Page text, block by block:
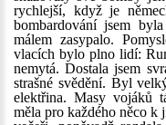
rychlejší, když je
bombardování jsem
málem zasypalo.
vlacích bylo plno lidí:
nemytá. Dostala jsem
strašné svědění. Byl
elektřina. Masy vojáků
měla pro každého něco k